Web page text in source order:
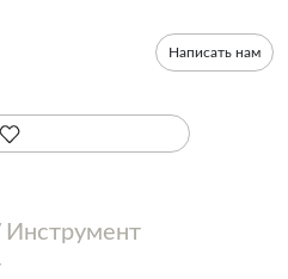
Написать нам
Инструмент